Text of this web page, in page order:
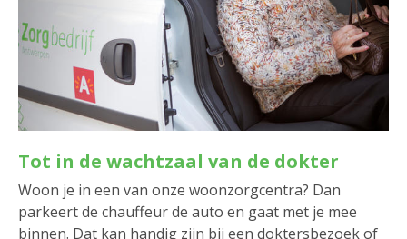
Tot in de wachtzaal van de dokter
Woon je in een van onze woonzorgcentra? Dan
parkeert de chauffeur de auto en gaat met je mee
binnen. Dat kan handig zijn bij een doktersbezoek of